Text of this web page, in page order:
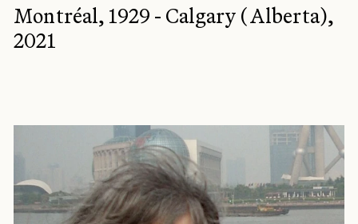
Montréal, 1929 - Calgary (Alberta),
2021